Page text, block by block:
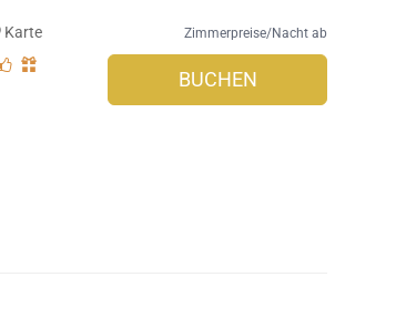
Karte
Zimmerpreise/Nacht ab
BUCHEN